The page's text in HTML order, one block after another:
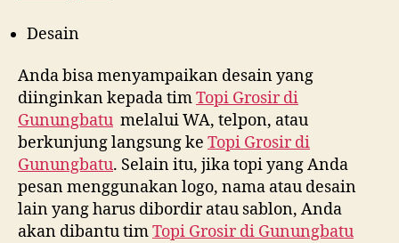
Desain
Anda bisa menyampaikan desain yang
diinginkan kepada timTopi Grosir di
Gunungbatu melalui WA, telpon, atau
berkunjung langsung ke Topi Grosir di
Gunungbatu. Selain itu, jika topi yang Anda
pesan menggunakan logo, nama atau desain
lain yang harus dibordir atau sablon, Anda
akan dibantu timTopi Grosir di Gunungbatu